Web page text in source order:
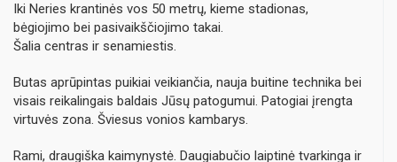
Iki Neries krantinės vos 50 metrų, kieme stadionas,
bėgiojimo bei pasivaikščiojimo takai.
Šalia centras ir senamiestis.
Butas aprūpintas puikiai veikiančia, nauja buitine technika bei
visais reikalingais baldais Jūsų patogumui. Patogiai įrengta
virtuvės zona. Šviesus vonios kambarys.
Rami, draugiška kaimynystė. Daugiabučio laiptinė tvarkinga ir